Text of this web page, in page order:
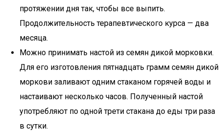
протяжении дня так, чтобы все выпить.
Продолжительность терапевтического курса — два
месяца.
Можно принимать настой из семян дикой морковки.
Для его изготовления пятнадцать грамм семян дикой
моркови заливают одним стаканом горячей воды и
настаивают несколько часов. Полученный настой
употребляют по одной трети стакана до еды три раза
в сутки.